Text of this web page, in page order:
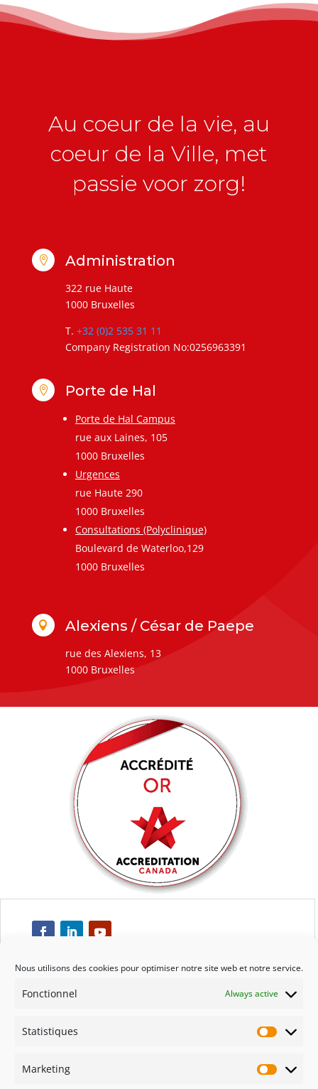
Nous utilisons des cookies pour optimiser notre site web et notre service.
Fonctionnel Always active
Statistiques
Marketing
Au coeur de la vie, au
coeur de la Ville, met
passie voor zorg!
 Administration
322 rue Haute
1000 Bruxelles
T. +32 (0)2 535 31 11
Company Registration No:0256963391
 Porte de Hal
Porte de Hal Campus
rue aux Laines, 105
1000 Bruxelles
Urgences
rue Haute 290
1000 Bruxelles
Consultations (Polyclinique)
Boulevard de Waterloo,129
1000 Bruxelles
 Alexiens / César de Paepe
rue des Alexiens, 13
1000 Bruxelles
Respect
Engagement
Qualité